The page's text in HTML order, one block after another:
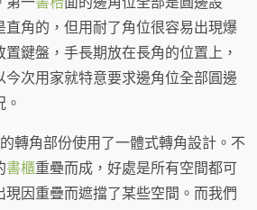
直角的，但用耐了角位很容易出現爆
鍵盤，手長期放在長角的位置上，
今次用家就特意要求邊角位全部圓邊
轉角部份使用了一體式轉角設計。不
書櫃重疉而成，好處是所有空間都可
因重疊而遮擋了某些空間。而我們